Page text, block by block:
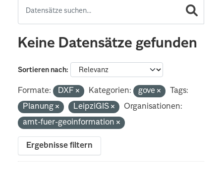
Keine Datensätze gefunden
Sortieren nach
Formate: DXF Kategorien: gove
Tags:
Planung
LeipziGIS
Organisationen:
amt-fuer-geoinformation
Ergebnisse filtern